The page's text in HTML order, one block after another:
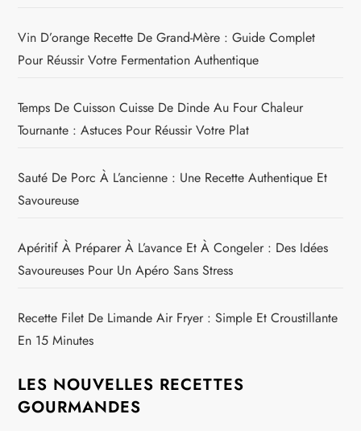
Vin D’orange Recette De Grand-Mère : Guide Complet
Pour Réussir Votre Fermentation Authentique
Temps De Cuisson Cuisse De Dinde Au Four Chaleur
Tournante : Astuces Pour Réussir Votre Plat
Sauté De Porc À L’ancienne : Une Recette Authentique Et
Savoureuse
Apéritif À Préparer À L’avance Et À Congeler : Des Idées
Savoureuses Pour Un Apéro Sans Stress
Recette Filet De Limande Air Fryer : Simple Et Croustillante
En 15 Minutes
LES NOUVELLES RECETTES
GOURMANDES